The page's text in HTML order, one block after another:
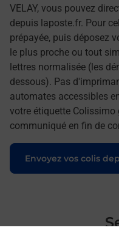
VELAY, vous pouvez
depuis laposte.fr. Pour
prépayée, puis déposez
le plus proche ou tout
lettres normalisée (les
dessous). Pas
automates accessibles
votre étiquette Colissimo
communiqué en fin de
Envoyez vos colis
Le lien s'ouvre dans un